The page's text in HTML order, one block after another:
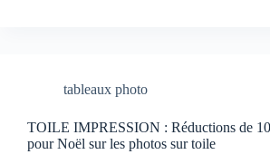
tableaux photo
TOILE IMPRESSION : Réductions de
pour Noël sur les photos sur toile